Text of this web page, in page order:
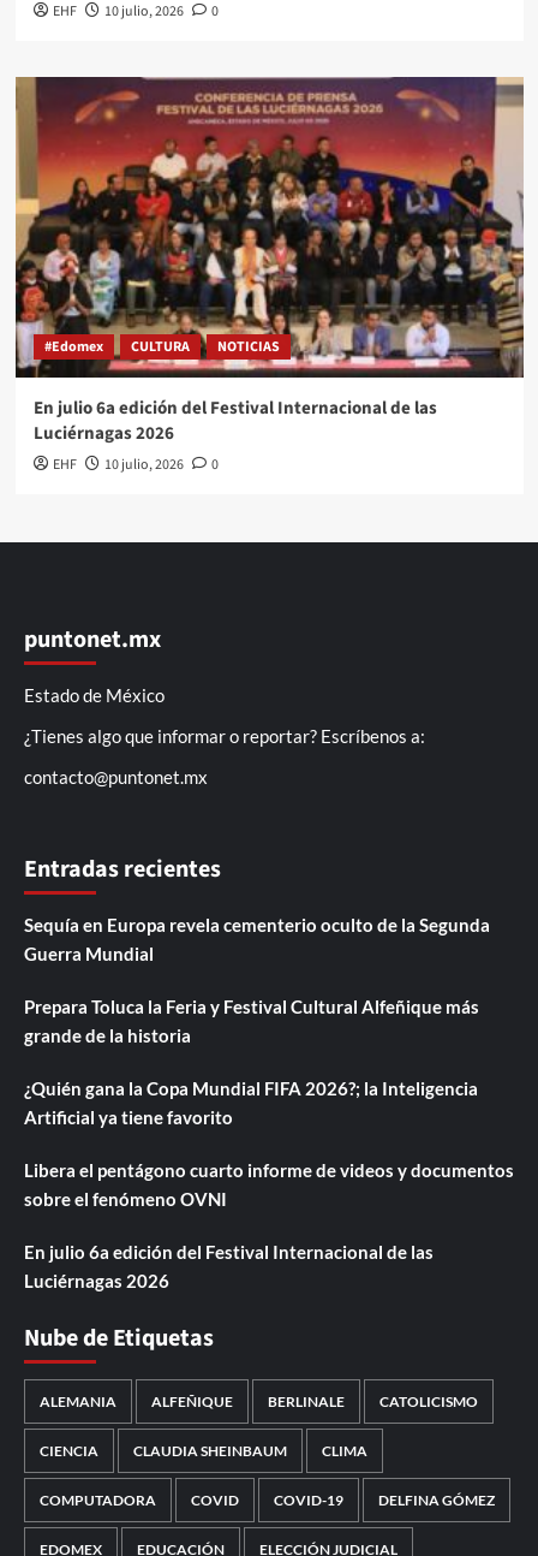
EHF 10 julio, 2026 0
#Edomex CULTURA NOTICIAS
En julio 6a edición del Festival Internacional de las
Luciérnagas 2026
EHF 10 julio, 2026 0
puntonet.mx
Estado de México
¿Tienes algo que informar o reportar? Escríbenos a:
contacto@puntonet.mx
Entradas recientes
Sequía en Europa revela cementerio oculto de la Segunda
Guerra Mundial
Prepara Toluca la Feria y Festival Cultural Alfeñique más
grande de la historia
¿Quién gana la Copa Mundial FIFA 2026?; la Inteligencia
Artificial ya tiene favorito
Libera el pentágono cuarto informe de videos y documentos
sobre el fenómeno OVNI
En julio 6a edición del Festival Internacional de las
Luciérnagas 2026
Nube de Etiquetas
ALEMANIA ALFEÑIQUE BERLINALE CATOLICISMO
CIENCIA CLAUDIA SHEINBAUM CLIMA
COMPUTADORA COVID COVID-19 DELFINA GÓMEZ
EDOMEX EDUCACIÓN ELECCIÓN JUDICIAL